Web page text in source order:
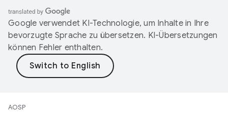
Google verwendet KI-Technologie, um Inhalte in Ihre
bevorzugte Sprache zu übersetzen. KI-Übersetzungen
können Fehler enthalten.
AOSP